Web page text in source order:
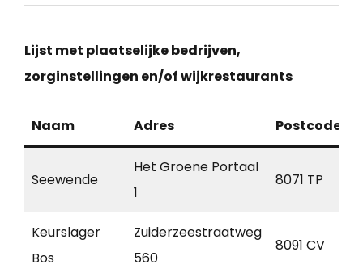
Lijst met plaatselijke bedrijven,
zorginstellingen en/of wijkrestaurants
Naam Adres Postcode
Seewende
Het Groene Portaal
1
8071 TP
Keurslager
Bos
Zuiderzeestraatweg
560
8091 CV